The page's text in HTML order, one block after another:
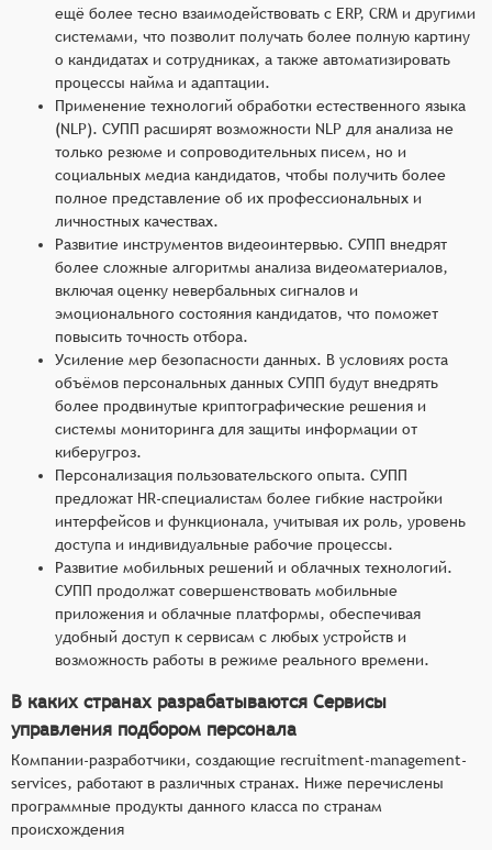
ещё более тесно взаимодействовать с ERP, CRM и другими
системами, что позволит получать более полную картину
о кандидатах и сотрудниках, а также автоматизировать
процессы найма и адаптации.
Применение технологий обработки естественного языка
(NLP). СУПП расширят возможности NLP для анализа не
только резюме и сопроводительных писем, но и
социальных медиа кандидатов, чтобы получить более
полное представление об их профессиональных и
личностных качествах.
Развитие инструментов видеоинтервью. СУПП внедрят
более сложные алгоритмы анализа видеоматериалов,
включая оценку невербальных сигналов и
эмоционального состояния кандидатов, что поможет
повысить точность отбора.
Усиление мер безопасности данных. В условиях роста
объёмов персональных данных СУПП будут внедрять
более продвинутые криптографические решения и
системы мониторинга для защиты информации от
киберугроз.
Персонализация пользовательского опыта. СУПП
предложат HR-специалистам более гибкие настройки
интерфейсов и функционала, учитывая их роль, уровень
доступа и индивидуальные рабочие процессы.
Развитие мобильных решений и облачных технологий.
СУПП продолжат совершенствовать мобильные
приложения и облачные платформы, обеспечивая
удобный доступ к сервисам с любых устройств и
возможность работы в режиме реального времени.
В каких странах разрабатываются Сервисы
управления подбором персонала
Компании-разработчики, создающие recruitment-management-
services, работают в различных странах. Ниже перечислены
программные продукты данного класса по странам
происхождения